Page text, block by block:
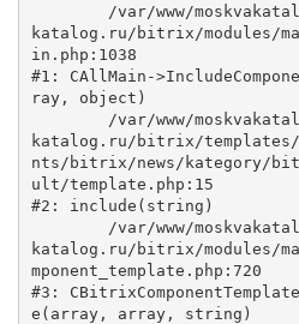
katalog.ru/bitrix/modules/
in.php:1038
#1: CAllMain-
ray, object)
katalog.ru/bitrix/templates/
nts/bitrix/news/kategory/
ult/template.php:15
#2: include(string)
katalog.ru/bitrix/modules/
mponent_template.php:720
#3:
e(array, array, string)